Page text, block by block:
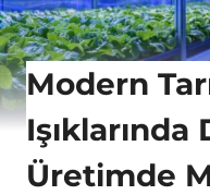
Modern
Işıklarında
Üretimde